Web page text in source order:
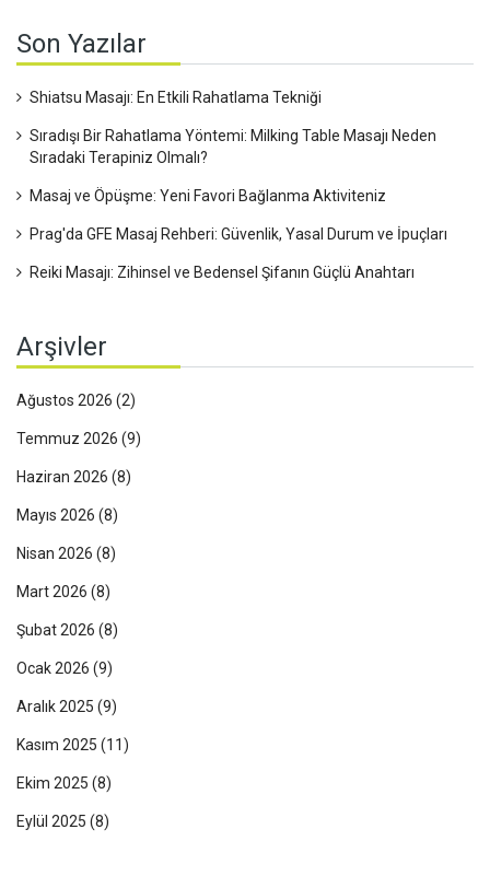
Son Yazılar
Shiatsu Masajı: En Etkili Rahatlama Tekniği
Sıradışı Bir Rahatlama Yöntemi: Milking Table Masajı Neden
Sıradaki Terapiniz Olmalı?
Masaj ve Öpüşme: Yeni Favori Bağlanma Aktiviteniz
Prag'da GFE Masaj Rehberi: Güvenlik, Yasal Durum ve İpuçları
Reiki Masajı: Zihinsel ve Bedensel Şifanın Güçlü Anahtarı
Arşivler
Ağustos 2026 (2)
Temmuz 2026 (9)
Haziran 2026 (8)
Mayıs 2026 (8)
Nisan 2026 (8)
Mart 2026 (8)
Şubat 2026 (8)
Ocak 2026 (9)
Aralık 2025 (9)
Kasım 2025 (11)
Ekim 2025 (8)
Eylül 2025 (8)